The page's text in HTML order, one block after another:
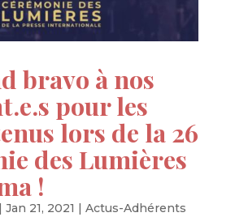
bravo à nos
pour les
lors de la 26
des Lumières
!
| Jan 21, 2021 | Actus-Adhérents